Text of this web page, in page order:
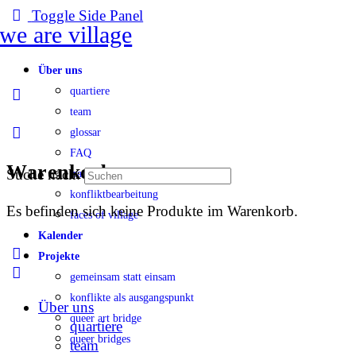
Toggle Side Panel
Über uns
quartiere
team
glossar
FAQ
transparenz
konfliktbearbeitung
faces of village
Kalender
Projekte
gemeinsam statt einsam
konflikte als ausgangspunkt
queer art bridge
queer bridges
Warenkorb
Es befinden sich keine Produkte im Warenkorb.
Suche nach:
Über uns
quartiere
team